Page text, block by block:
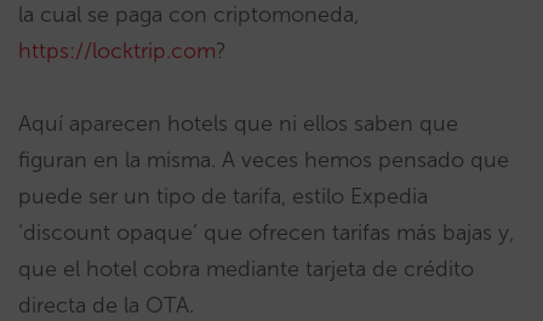
la cual se paga con criptomoneda,
https://locktrip.com?
Aquí aparecen hotels que ni ellos saben que
figuran en la misma. A veces hemos pensado que
puede ser un tipo de tarifa, estilo Expedia
‘discount opaque’ que ofrecen tarifas más bajas y,
que el hotel cobra mediante tarjeta de crédito
directa de la OTA.